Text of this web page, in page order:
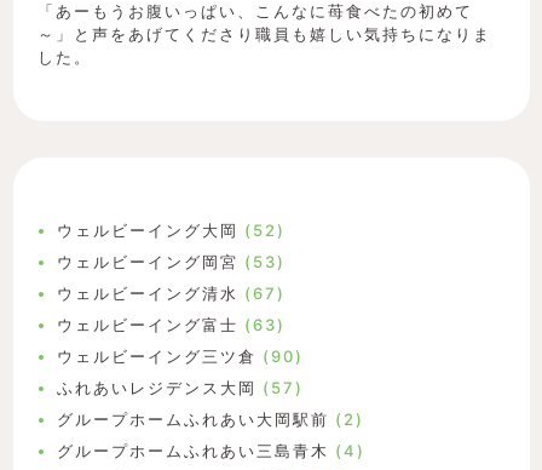
「あーもうお腹いっぱい、こんなに苺食べたの初めて
～」と声をあげてくださり職員も嬉しい気持ちになりま
した。
ウェルビーイング大岡 (52)
ウェルビーイング岡宮 (53)
ウェルビーイング清水 (67)
ウェルビーイング富士 (63)
ウェルビーイング三ツ倉 (90)
ふれあいレジデンス大岡 (57)
グループホームふれあい大岡駅前 (2)
グループホームふれあい三島青木 (4)